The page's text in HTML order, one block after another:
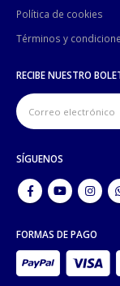
Política de cookies
Términos y
RECIBE NUESTRO
SÍGUENOS
FORMAS DE PAGO